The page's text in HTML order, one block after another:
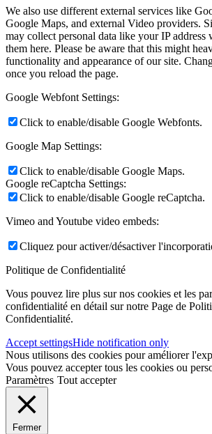
We also use different external services like
Google Maps, and external Video providers.
may collect personal data like your IP
them here. Please be aware that this might
functionality and appearance of our site.
once you reload the page.
Google Webfont Settings:
Click to enable/disable Google Webfonts.
Google Map Settings:
Click to enable/disable Google Maps.
Google reCaptcha Settings:
Click to enable/disable Google reCaptcha.
Vimeo and Youtube video embeds:
Cliquez pour activer/désactiver
Politique de Confidentialité
Vous pouvez lire plus sur nos cookies et les
confidentialité en détail sur notre Page de
Confidentialité.
Accept settingsHide notification only
Nous utilisons des cookies pour améliorer
Vous pouvez accepter tous les cookies ou
Paramètres Tout accepter
Fermer